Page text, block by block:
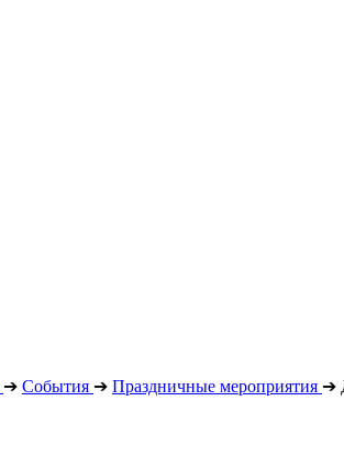
➔ События ➔ Праздничные мероприятия ➔